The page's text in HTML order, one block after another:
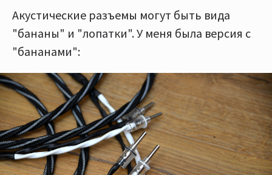
Акустические разъемы могут быть вида
"бананы" и "лопатки". У меня была версия с
"бананами":